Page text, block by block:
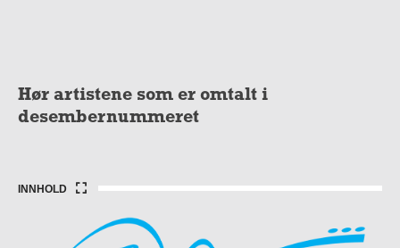
Hør artistene som er omtalt i
desembernummeret
INNHOLD